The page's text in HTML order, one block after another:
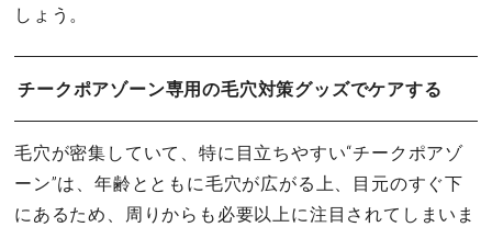
しょう。
チークポアゾーン専用の毛穴対策グッズでケアする
毛穴が密集していて、特に目立ちやすい“チークポアゾ
ーン”は、年齢とともに毛穴が広がる上、目元のすぐ下
にあるため、周りからも必要以上に注目されてしまいま